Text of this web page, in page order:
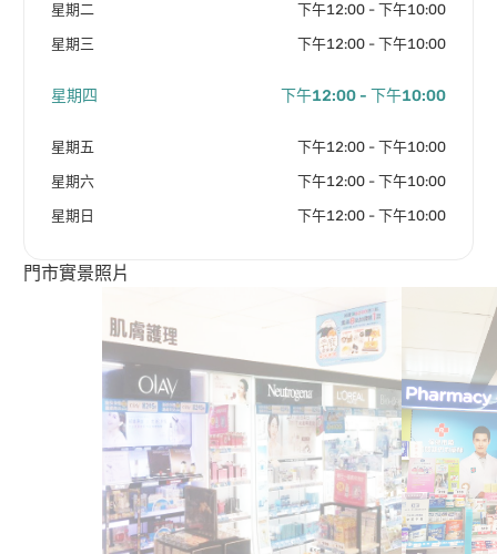
星期二 下午12:00 - 下午10:00
星期三 下午12:00 - 下午10:00
星期四 下午12:00 - 下午10:00
星期五 下午12:00 - 下午10:00
星期六 下午12:00 - 下午10:00
星期日 下午12:00 - 下午10:00
門市實景照片